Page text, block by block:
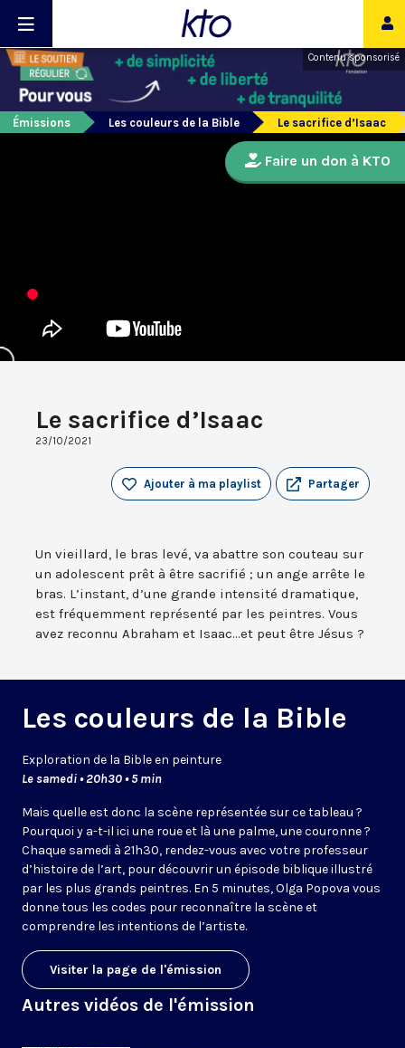
Contenu sponsorisé
Émissions Les couleurs de la Bible Le sacrifice d’Isaac
Le sacrifice d’Isaac
23/10/2021
Partager
Ajouter à ma playlist
Un vieillard, le bras levé, va abattre son couteau sur
un adolescent prêt à être sacrifié ; un ange arrête le
bras. L’instant, d’une grande intensité dramatique,
est fréquemment représenté par les peintres. Vous
avez reconnu Abraham et Isaac...et peut être Jésus ?
Les couleurs de la Bible
Exploration de la Bible en peinture
Le samedi • 20h30 • 5 min
Mais quelle est donc la scène représentée sur ce tableau ?
Pourquoi y a-t-il ici une roue et là une palme, une couronne ?
Chaque samedi à 21h30, rendez-vous avec votre professeur
d’histoire de l’art, pour découvrir un épisode biblique illustré
par les plus grands peintres. En 5 minutes, Olga Popova vous
donne tous les codes pour reconnaître la scène et
comprendre les intentions de l’artiste.
Visiter la page de l'émission
Autres vidéos de l'émission
Faire un don à KTO